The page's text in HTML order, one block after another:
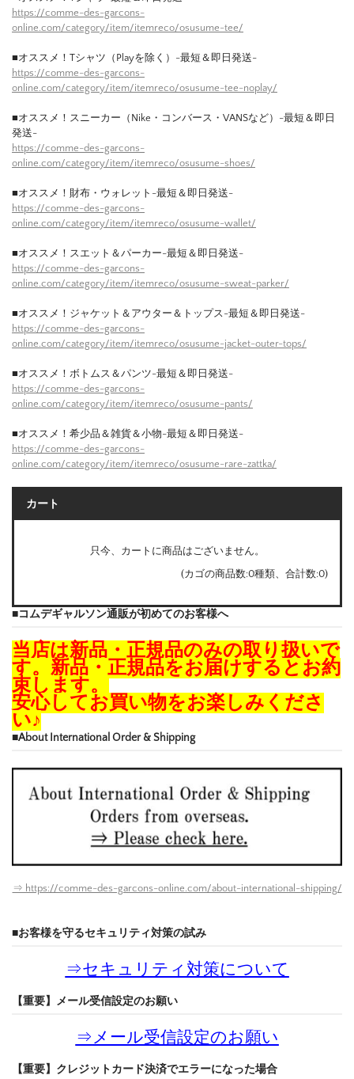
https://comme-des-garcons-
online.com/category/item/itemreco/osusume-tee/
■オススメ！Tシャツ（Playを除く）-最短＆即日発送-
https://comme-des-garcons-
online.com/category/item/itemreco/osusume-tee-noplay/
■オススメ！スニーカー（Nike・コンバース・VANSなど）-最短＆即日
発送-
https://comme-des-garcons-
online.com/category/item/itemreco/osusume-shoes/
■オススメ！財布・ウォレット-最短＆即日発送-
https://comme-des-garcons-
online.com/category/item/itemreco/osusume-wallet/
■オススメ！スエット＆パーカー-最短＆即日発送-
https://comme-des-garcons-
online.com/category/item/itemreco/osusume-sweat-parker/
■オススメ！ジャケット＆アウター＆トップス-最短＆即日発送-
https://comme-des-garcons-
online.com/category/item/itemreco/osusume-jacket-outer-tops/
■オススメ！ボトムス＆パンツ-最短＆即日発送-
https://comme-des-garcons-
online.com/category/item/itemreco/osusume-pants/
■オススメ！希少品＆雑貨＆小物-最短＆即日発送-
https://comme-des-garcons-
online.com/category/item/itemreco/osusume-rare-zattka/
カート
只今、カートに商品はございません。
(カゴの商品数:0種類、合計数:0)
■コムデギャルソン通販が初めてのお客様へ
当店は新品・正規品のみの取り扱いで
す。新品・正規品をお届けするとお約
束します。
安心してお買い物をお楽しみくださ
い♪
■About International Order & Shipping
⇒ https://comme-des-garcons-online.com/about-international-shipping/
■お客様を守るセキュリティ対策の試み
⇒セキュリティ対策について
【重要】メール受信設定のお願い
⇒ メール受信設定のお願い
【重要】クレジットカード決済でエラーになった場合